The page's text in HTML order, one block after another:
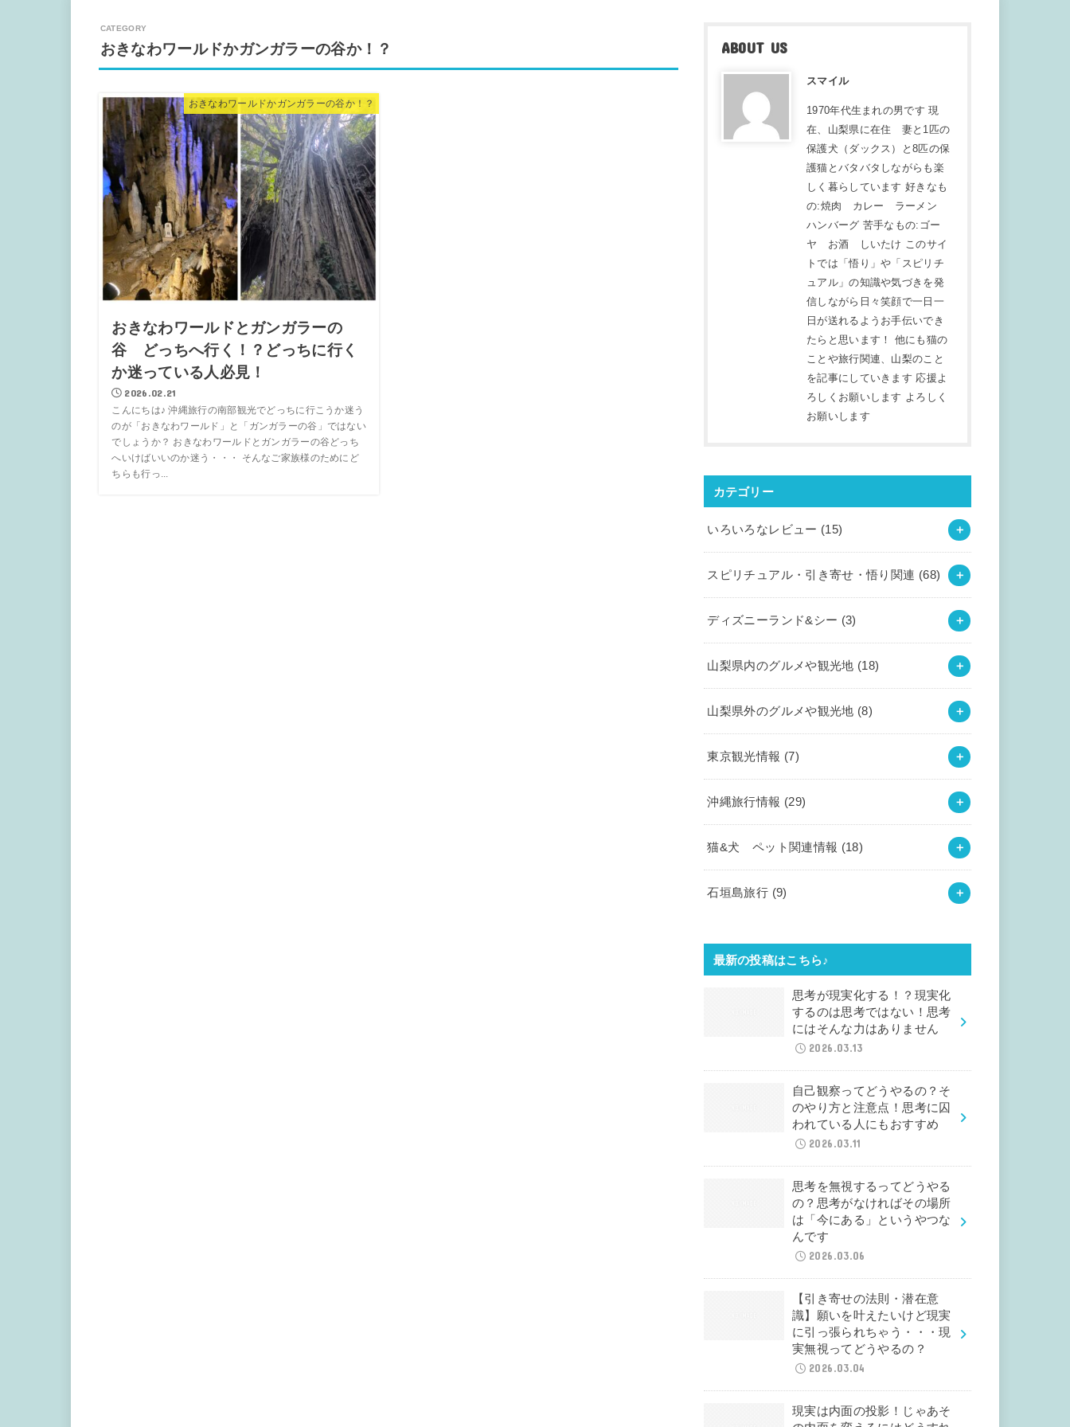
おきなわワールドかガンガラーの谷か！？
おきなわワールドかガンガラーの谷か！？
おきなわワールドとガンガラーの
谷 どっちへ行く！？どっちに行く
か迷っている人必見！
2026.02.21
こんにちは♪ 沖縄旅行の南部観光でどっちに行こうか迷う
のが「おきなわワールド」と「ガンガラーの谷」ではない
でしょうか？ おきなわワールドとガンガラーの谷どっち
へいけばいいのか迷う・・・ そんなご家族様のためにど
ちらも行っ...
ABOUT US
スマイル
1970年代生まれの男です 現
在、山梨県に在住 妻と1匹の
保護犬（ダックス）と8匹の保
護猫とバタバタしながらも楽
しく暮らしています 好きなも
の:焼肉 カレー ラーメン
ハンバーグ 苦手なもの:ゴー
ヤ お酒 しいたけ このサイ
トでは「悟り」や「スピリチ
ュアル」の知識や気づきを発
信しながら日々笑顔で一日一
日が送れるようお手伝いでき
たらと思います！ 他にも猫の
ことや旅行関連、山梨のこと
を記事にしていきます 応援よ
ろしくお願いします よろしく
お願いします
カテゴリー
いろいろなレビュー (15)
スピリチュアル・引き寄せ・悟り関連 (68)
ディズニーランド&シー (3)
山梨県内のグルメや観光地 (18)
山梨県外のグルメや観光地 (8)
東京観光情報 (7)
沖縄旅行情報 (29)
猫&犬 ペット関連情報 (18)
石垣島旅行 (9)
最新の投稿はこちら♪
思考が現実化する！？現実化
するのは思考ではない！思考
にはそんな力はありません
2026.03.13
自己観察ってどうやるの？そ
のやり方と注意点！思考に囚
われている人にもおすすめ
2026.03.11
思考を無視するってどうやる
の？思考がなければその場所
は「今にある」というやつな
んです
2026.03.06
【引き寄せの法則・潜在意
識】願いを叶えたいけど現実
に引っ張られちゃう・・・現
実無視ってどうやるの？
2026.03.04
現実は内面の投影！じゃあそ